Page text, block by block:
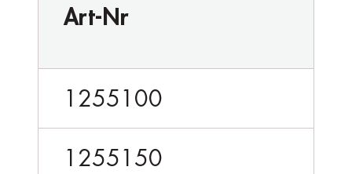
Art-Nr
1255100
1255150